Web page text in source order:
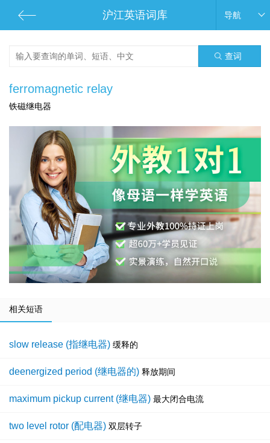
沪江英语词库 导航
查词
ferromagnetic relay
铁磁继电器
相关短语
slow release (指继电器) 缓释的
deenergized period (继电器的) 释放期间
maximum pickup current (继电器) 最大闭合电流
two level rotor (配电器) 双层转子